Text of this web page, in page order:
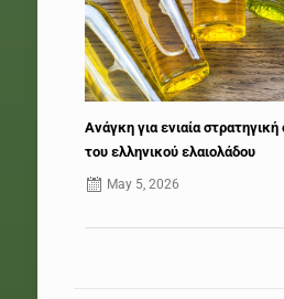
Ανάγκη για ενιαία στρατηγική
του ελληνικού ελαιολάδου
May 5, 2026